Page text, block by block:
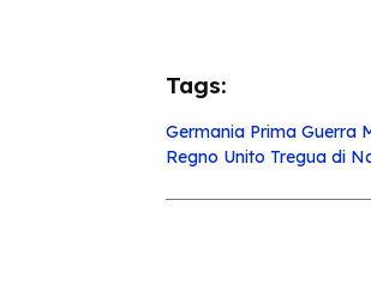
Tags:
Germania Prima Guerra
Regno Unito Tregua di